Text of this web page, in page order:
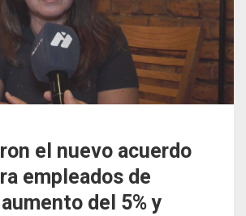
el nuevo acuerdo
empleados de
del 5% y